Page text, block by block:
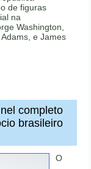
de figuras
na
Washington,
e James
completo
brasileiro
O